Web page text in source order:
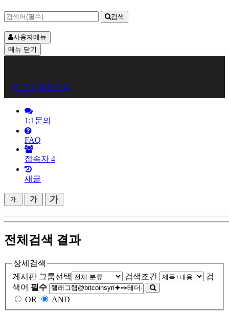
검색
사용자메뉴
메뉴 닫기
원
로
그
인
로그인 회원가입
1:1문의
FAQ
접속자 4
새글
전체검색 결과
상세검색
게시판 그룹선택
검색조건
검
색어 필수
OR
AND